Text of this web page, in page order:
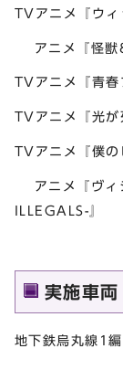
TVアニメ『ウィ
アニメ『怪獣8
TVアニメ『青春
TVアニメ『光が
TVアニメ『僕の
アニメ『ヴィ
ILLEGALS-』
実施車両
地下鉄烏丸線1